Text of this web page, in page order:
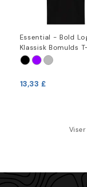
Essential - Bold
Klassisk Bomulds
13,33 £